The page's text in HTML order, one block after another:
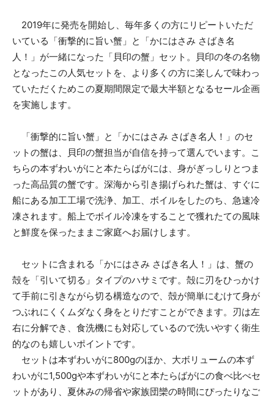
2019年に発売を開始し、毎年多くの方にリピートいただ
いている「衝撃的に旨い蟹」と「かにはさみ さばき名
人！」が一緒になった「貝印の蟹」セット。貝印の冬の名物
となったこの人気セットを、より多くの方に楽しんで味わっ
ていただくためこの夏期間限定で最大半額となるセール企画
を実施します。
「衝撃的に旨い蟹」と「かにはさみ さばき名人！」のセ
ットの蟹は、貝印の蟹担当が自信を持って選んでいます。こ
ちらの本ずわいがにと本たらばがには、身がぎっしりとつま
った高品質の蟹です。深海から引き揚げられた蟹は、すぐに
船にある加工工場で洗浄、加工、ボイルをしたのち、急速冷
凍されます。船上でボイル冷凍をすることで獲れたての風味
と鮮度を保ったままご家庭へお届けします。
セットに含まれる「かにはさみ さばき名人！」は、蟹の
殻を「引いて切る」タイプのハサミです。殻に刃をひっかけ
て手前に引きながら切る構造なので、殻が簡単にむけて身が
つぶれにくくムダなく身をとりだすことができます。刃は左
右に分解でき、食洗機にも対応しているので洗いやすく衛生
的なのも嬉しいポイントです。
セットは本ずわいがに800gのほか、大ボリュームの本ず
わいがに1,500gや本ずわいがにと本たらばがにの食べ比べセ
ットがあり、夏休みの帰省や家族団欒の時間にぴったりなご